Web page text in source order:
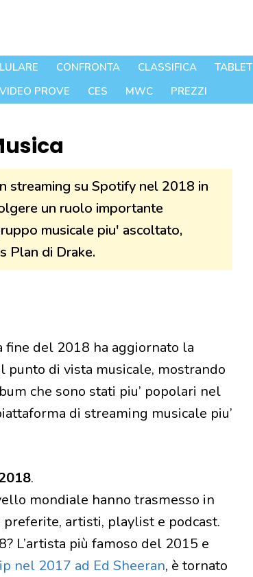
CONFRONTA CLASSIFICA TABLET
VIDEO PROVE CES MWC PREZZI
streaming su Spotify nel 2018 in
un ruolo importante
musicale piu' ascoltato,
Plan di Drake.
fine del 2018 ha aggiornato la
punto di vista musicale, mostrando
che sono stati piu’ popolari nel
di streaming musicale piu’
.
mondiale hanno trasmesso in
artisti, playlist e podcast.
L’artista più famoso del 2015 e
nel 2017 ad Ed Sheeran, è tornato